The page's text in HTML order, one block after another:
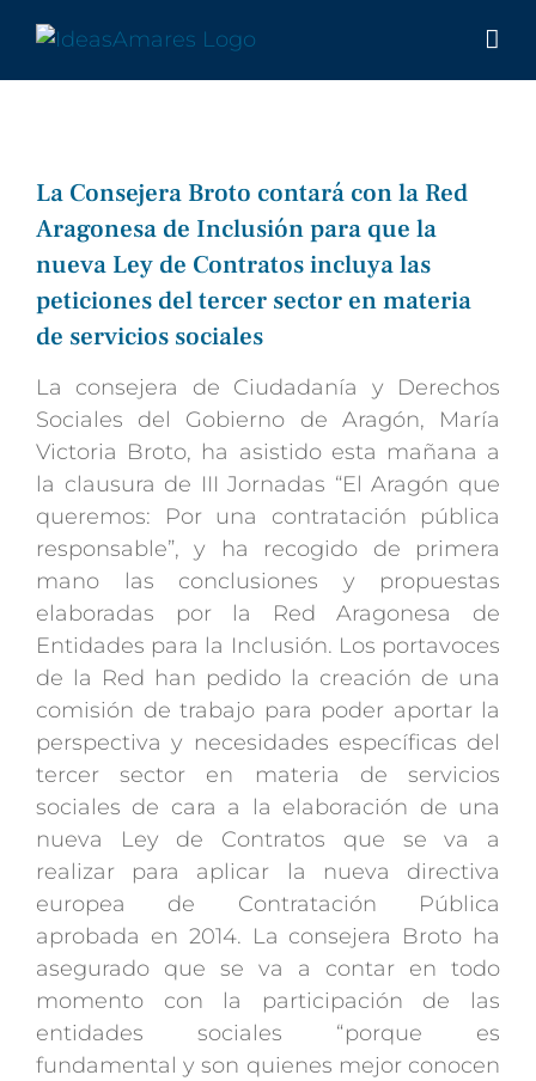
contenido
La Consejera Broto contará con la Red
Aragonesa de Inclusión para que la
nueva Ley de Contratos incluya las
peticiones del tercer sector en materia
de servicios sociales
La consejera de Ciudadanía y Derechos
Sociales del Gobierno de Aragón, María
Victoria Broto, ha asistido esta mañana a
la clausura de III Jornadas “El Aragón que
queremos: Por una contratación pública
responsable”, y ha recogido de primera
mano las conclusiones y propuestas
elaboradas por la Red Aragonesa de
Entidades para la Inclusión. Los portavoces
de la Red han pedido la creación de una
comisión de trabajo para poder aportar la
perspectiva y necesidades específicas del
tercer sector en materia de servicios
sociales de cara a la elaboración de una
nueva Ley de Contratos que se va a
realizar para aplicar la nueva directiva
europea de Contratación Pública
aprobada en 2014. La consejera Broto ha
asegurado que se va a contar en todo
momento con la participación de las
entidades sociales “porque es
fundamental y son quienes mejor conocen